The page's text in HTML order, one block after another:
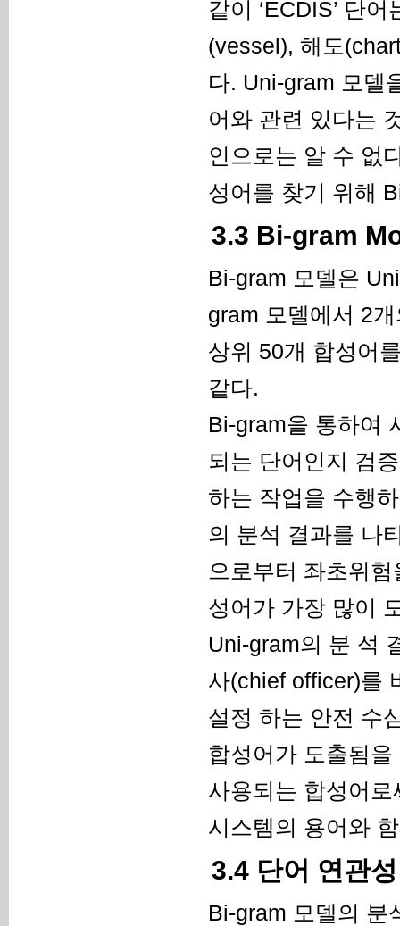
같이 ‘ECDIS’ 단
(vessel), 해도
다. Uni-gram 모델
어와 관련 있다는
인으로는 알 수 없
성어를 찾기 위해
3.3 Bi-gram
Bi-gram 모델은
gram 모델에서 2
상위 50개 합성어
같다.
Bi-gram을 통하여
되는 단어인지 검
하는 작업을 수행
의 분석 결과를 나
으로부터 좌초위
성어가 가장 많이
Uni-gram의 분 석
사(chief officer)를
설정 하는 안전 수
합성어가 도출됨
사용되는 합성어
시스템의 용어와
3.4 단어 연관
Bi-gram 모델의 분